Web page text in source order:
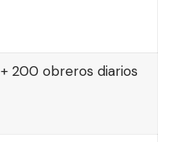
+ 200 obreros diarios